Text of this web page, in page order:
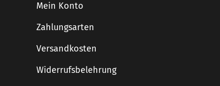
Mein Konto
Zahlungsarten
Versandkosten
Widerrufsbelehrung